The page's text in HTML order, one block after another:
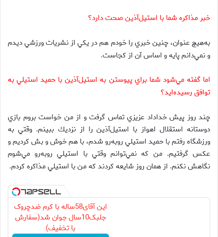
خبر مذاكره شما با استيل‌آذين صحت دارد؟
به‌هيچ عنوان، چنين خبري را خودم هم در يكي از نشريات ورزشي ديدم
و نمي‌دانم پايه و اساس آن از كجاست.
اما گفته مي‌شود شما براي پيوستن به استيل‌آذين با حميد استيلي به
توافق رسيده‌ايد؟
چند روز پيش خداداد عزيزي تماس گرفت و از من خواست بروم بازي
دوستانه استقلال اهواز با استيل‌آذين را از نزديك ببينم. وقتي به
ورزشگاه رفتم با حميد استيلي روبه‌رو شدم، با هم خوش و بش كرديم و
عكس گرفتيم. من كه نمي‌توانم وقتي با استيلي روبه‌رو مي‌شوم
نگاهش نكنم. از همان روز شايعه كردند كه من با استيلي مذاكره كردم.
این آقای58ساله با کرم ضدچروک
جلبک10سال جوان شد(سفارش
با تخفیف)